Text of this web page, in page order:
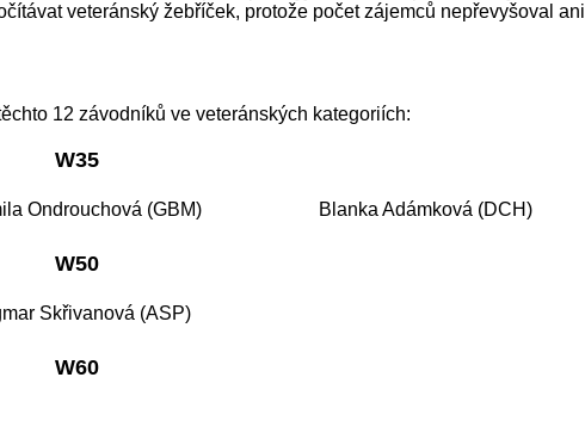
veteránský žebříček, protože počet zájemců nepřevyšoval ani
12 závodníků ve veteránských kategoriích:
W35
Ondrouchová (GBM) Blanka Adámková (DCH)
W50
Skřivanová (ASP)
W60